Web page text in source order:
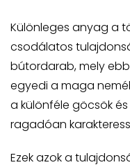
Különleges anyag a
csodálatos
bútordarab, mely
egyedi a maga
a különféle göcsök
ragadóan
Ezek azok a